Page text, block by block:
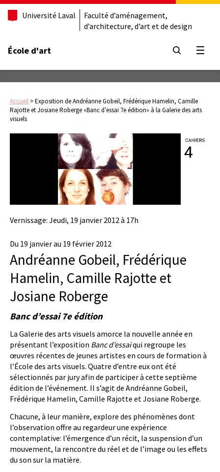
Université Laval
Faculté d’aménagement,
d’architecture, d’art et de design
École d'art
Accueil >Exposition de Andréanne Gobeil, Frédérique Hamelin, Camille
Rajotte et Josiane Roberge «Banc d’essai 7e édition» à la Galerie des arts
visuels
Vernissage: Jeudi, 19 janvier 2012 à 17h
Du 19 janvier au 19 février 2012
Andréanne Gobeil, Frédérique
Hamelin, Camille Rajotte et
Josiane Roberge
Banc d’essai 7e édition
La Galerie des arts visuels amorce la nouvelle année en
présentant l’exposition Banc d’essaiqui regroupe les
œuvres récentes de jeunes artistes en cours de formation à
l’École des arts visuels. Quatre d’entre eux ont été
sélectionnés par jury afin de participer à cette septième
édition de l’événement. Il s’agit de Andréanne Gobeil,
Frédérique Hamelin, Camille Rajotte et Josiane Roberge.
Chacune, à leur manière, explore des phénomènes dont
l’observation offre au regardeur une expérience
contemplative: l’émergence d’un récit, la suspension d’un
mouvement, la rencontre du réel et de l’image ou les effets
du son sur la matière.